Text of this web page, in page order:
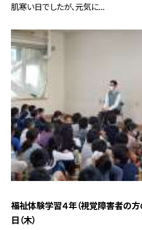
肌寒い日でしたが、元気に...
福祉体験学習４年（視覚障害者の方
日（木）